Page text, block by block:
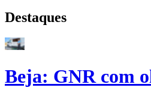
Destaques
Beja: GNR com